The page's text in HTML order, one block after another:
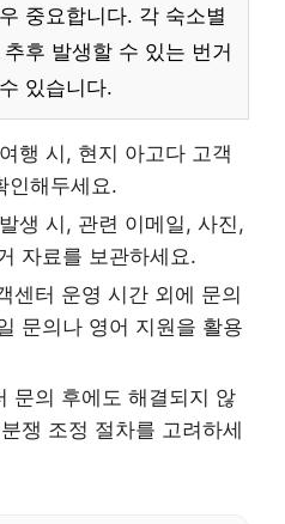
중요합니다. 각 숙소별
후 발생할 수 있는 번거
있습니다.
행 시, 현지 아고다 고객
인해두세요.
생 시, 관련 이메일, 사진,
자료를 보관하세요.
센터 운영 시간 외에 문의
문의나 영어 지원을 활용
문의 후에도 해결되지 않
쟁 조정 절차를 고려하세